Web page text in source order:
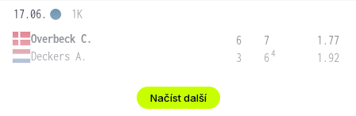
17.06.
Overbeck C.
Deckers A.
1K
6
3
7
6 4
1.77
1.92
Načíst další